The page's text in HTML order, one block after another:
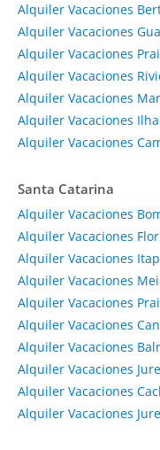
Alquiler Vacaciones
Alquiler Vacaciones
Alquiler Vacaciones
Alquiler Vacaciones
Alquiler Vacaciones
Alquiler Vacaciones
Alquiler Vacaciones
Santa Catarina
Alquiler Vacaciones
Alquiler Vacaciones
Alquiler Vacaciones
Alquiler Vacaciones
Alquiler Vacaciones
Alquiler Vacaciones
Alquiler Vacaciones
Alquiler Vacaciones
Alquiler Vacaciones
Alquiler Vacaciones